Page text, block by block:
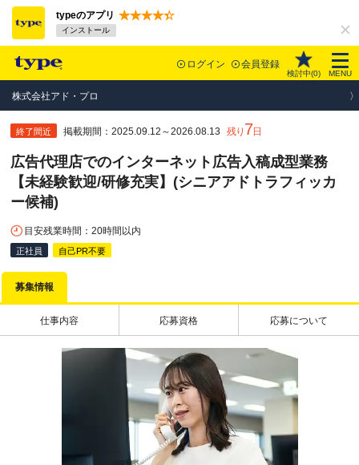
typeのアプリ
インストール
ログイン 会員登録
検討中(0) MENU
株式会社アド・プロ
終了間近 掲載期間：2025.09.12～2026.08.13 残り 7日
広告代理店でのインターネット広告入稿成型業務
【未経験歓迎/研修充実】(シニアアドトラフィッカ
ー候補)
目安残業時間：20時間以内
正社員 自己PR不要
募集情報
仕事内容 応募資格 応募について